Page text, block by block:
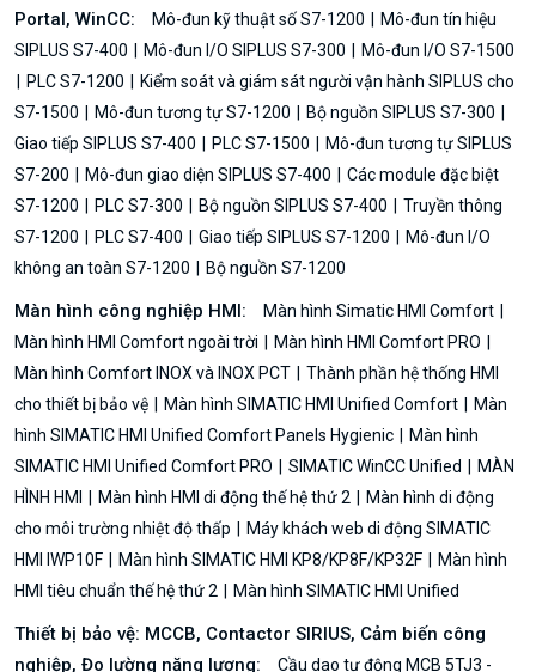
Portal, WinCC:
Mô-đun kỹ thuật số S7-1200
Mô-đun tín hiệu
SIPLUS S7-400
Mô-đun I/O SIPLUS S7-300
Mô-đun I/O S7-1500
PLC S7-1200
Kiểm soát và giám sát người vận hành SIPLUS cho
S7-1500
Mô-đun tương tự S7-1200
Bộ nguồn SIPLUS S7-300
Giao tiếp SIPLUS S7-400
PLC S7-1500
Mô-đun tương tự SIPLUS
S7-200
Mô-đun giao diện SIPLUS S7-400
Các module đặc biệt
S7-1200
PLC S7-300 Bộ nguồn SIPLUS S7-400
Truyền thông
S7-1200
PLC S7-400 Giao tiếp SIPLUS S7-1200
Mô-đun I/O
không an toàn S7-1200
Bộ nguồn S7-1200
Màn hình công nghiệp HMI:
Màn hình Simatic HMI Comfort
Màn hình HMI Comfort ngoài trời
Màn hình HMI Comfort PRO
Màn hình Comfort INOX và INOX PCT
Thành phần hệ thống HMI
cho thiết bị bảo vệ
Màn hình SIMATIC HMI Unified Comfort
Màn
hình SIMATIC HMI Unified Comfort Panels Hygienic
Màn hình
SIMATIC HMI Unified Comfort PRO
SIMATIC WinCC Unified
MÀN
HÌNH HMI
Màn hình HMI di động thế hệ thứ 2
Màn hình di động
cho môi trường nhiệt độ thấp
Máy khách web di động SIMATIC
HMI IWP10F
Màn hình SIMATIC HMI KP8/KP8F/KP32F
Màn hình
HMI tiêu chuẩn thế hệ thứ 2
Màn hình SIMATIC HMI Unified
Thiết bị bảo vệ: MCCB, Contactor SIRIUS, Cảm biến công
nghiệp, Đo lường năng lượng:
Cầu dao tự động MCB 5TJ3 -